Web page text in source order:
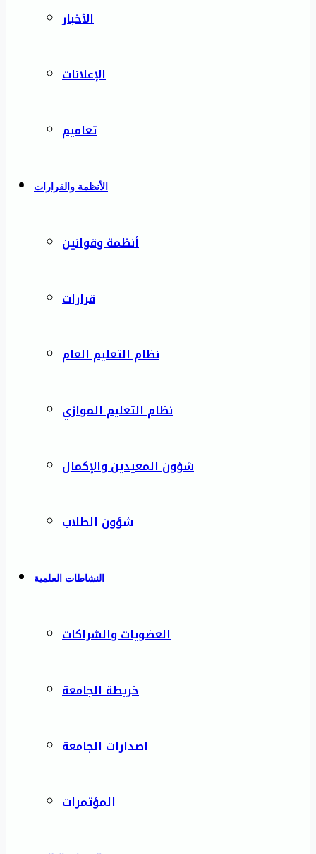
الأخبار
الإعلانات
تعاميم
الأنظمة والقرارات
أنظمة وقوانين
قرارات
نظام التعليم العام
نظام التعليم الموازي
شؤون المعيدين والإكمال
شؤون الطلاب
النشاطات العلمية
العضويات والشراكات
خريطة الجامعة
اصدارات الجامعة
المؤتمرات